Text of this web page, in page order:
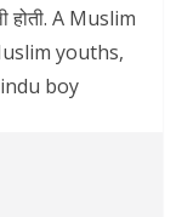
होती. A Muslim
youths,
boy